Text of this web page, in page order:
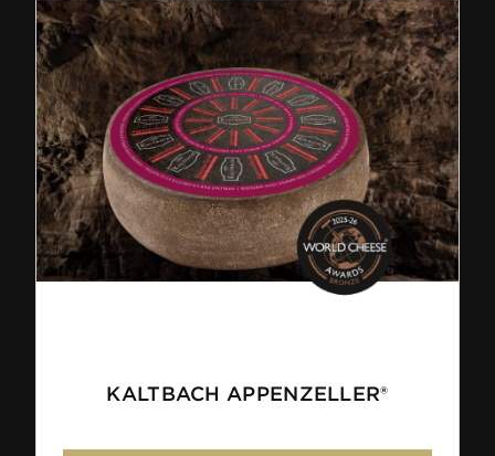
KALTBACH APPENZELLER®